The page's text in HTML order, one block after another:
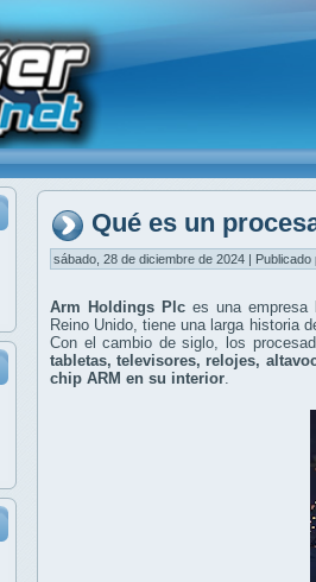
Qué es un
sábado, 28 de diciembre de 2024 | Publicado
Arm Holdings Plc es una empresa
Reino Unido, tiene una larga historia
Con el cambio de siglo, los
tabletas, televisores, relojes,
chip ARM en su interior